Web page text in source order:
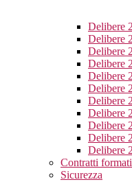
Delibere
Delibere
Delibere
Delibere
Delibere
Delibere
Delibere
Delibere
Delibere
Delibere
Delibere
Contratti
Sicurezza